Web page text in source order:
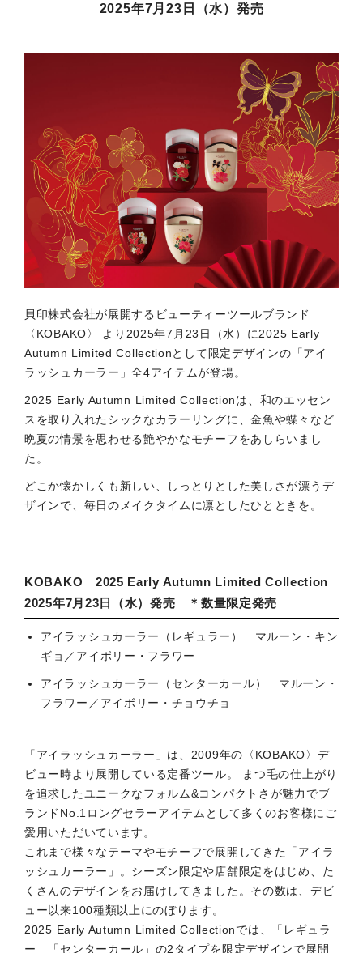
2025年7月23日（水）発売
貝印株式会社が展開するビューティーツールブランド
〈KOBAKO〉 より2025年7月23日（水）に2025 Early
Autumn Limited Collectionとして限定デザインの「アイ
ラッシュカーラー」全4アイテムが登場。
2025 Early Autumn Limited Collectionは、和のエッセン
スを取り入れたシックなカラーリングに、金魚や蝶々など
晩夏の情景を思わせる艶やかなモチーフをあしらいまし
た。
どこか懐かしくも新しい、しっとりとした美しさが漂うデ
ザインで、毎日のメイクタイムに凛としたひとときを。
KOBAKO 2025 Early Autumn Limited Collection
2025年7月23日（水）発売 ＊数量限定発売
アイラッシュカーラー（レギュラー） マルーン・キン
ギョ／アイボリー・フラワー
アイラッシュカーラー（センターカール） マルーン・
フラワー／アイボリー・チョウチョ
「アイラッシュカーラー」は、2009年の〈KOBAKO〉デ
ビュー時より展開している定番ツール。 まつ毛の仕上がり
を追求したユニークなフォルム&コンパクトさが魅力でブ
ランドNo.1ロングセラーアイテムとして多くのお客様にご
愛用いただいています。
これまで様々なテーマやモチーフで展開してきた「アイラ
ッシュカーラー」。シーズン限定や店舗限定をはじめ、た
くさんのデザインをお届けしてきました。その数は、デビ
ュー以来100種類以上にのぼります。
2025 Early Autumn Limited Collectionでは、「レギュラ
ー」「センターカール」の2タイプを限定デザインで展開